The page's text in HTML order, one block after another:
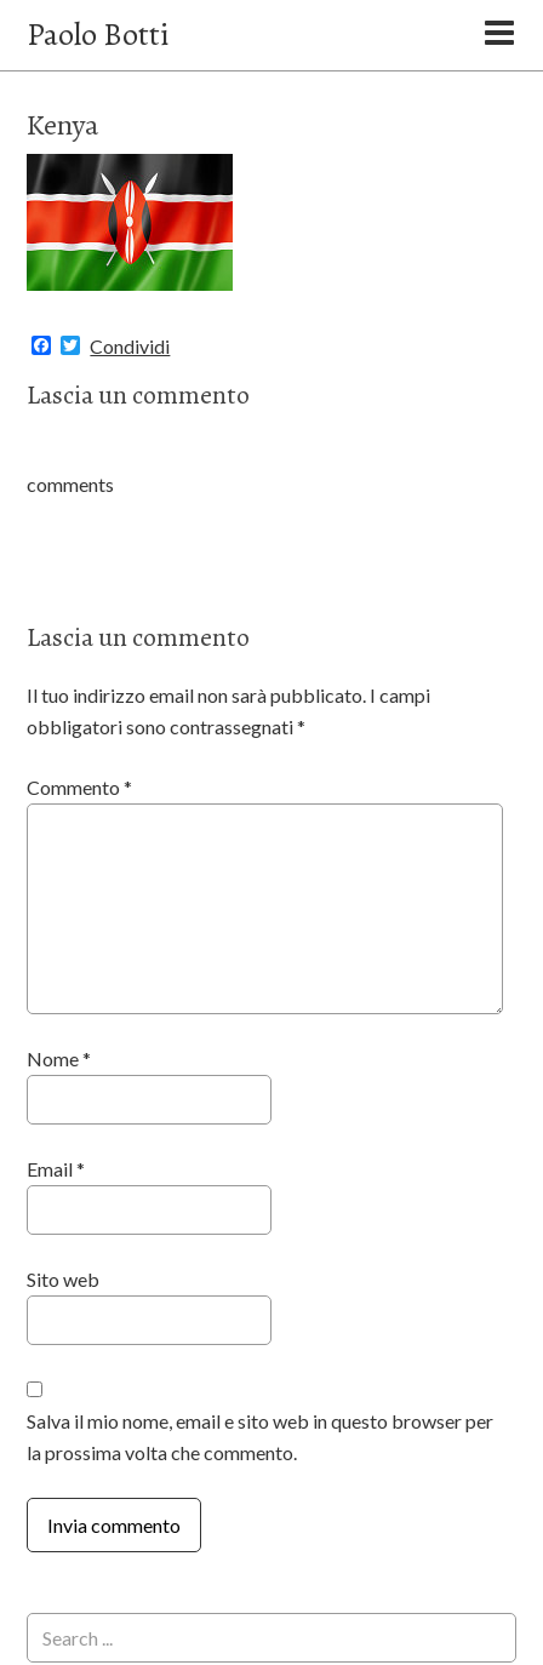
Paolo Botti
Kenya
F
e
k
T
w
t
Condividi
Lascia un commento
comments
Lascia un commento
Il tuo indirizzo email non sarà pubblicato. I campi
obbligatori sono contrassegnati*
Commento*
Nome*
Email*
Sito web
Salva il mio nome, email e sito web in questo browser per
la prossima volta che commento.